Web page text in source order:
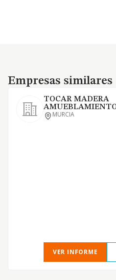
Empresas similares
Empresas similares
TOCAR MADERA
MURCIA
VER INFORME